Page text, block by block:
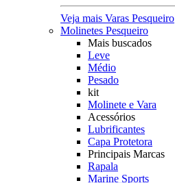
Veja mais Varas Pesqueiro
Molinetes Pesqueiro
Mais buscados
Leve
Médio
Pesado
kit
Molinete e Vara
Acessórios
Lubrificantes
Capa Protetora
Principais Marcas
Rapala
Marine Sports